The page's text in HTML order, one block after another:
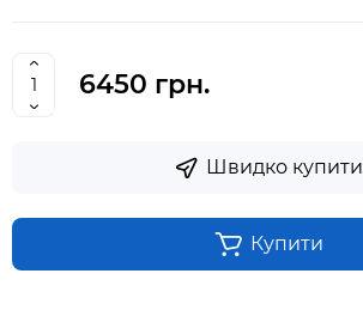
6450 грн.
Швидко купити
Купити